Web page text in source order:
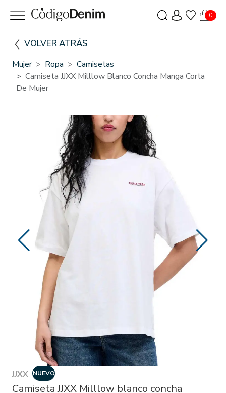
0
VOLVER ATRÁS
Mujer Ropa
Camisetas
Camiseta JJXX Milllow Blanco Concha Manga Corta
De Mujer
JJXX NUEVO
Camiseta JJXX Milllow blanco concha